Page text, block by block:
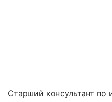
Старший консультант по